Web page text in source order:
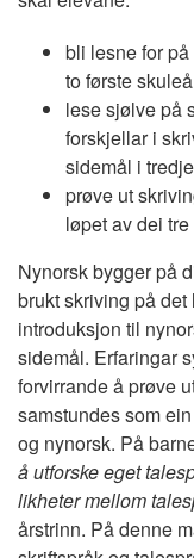
bli lesne for
to første
lese sjølve på
forskjellar i
sidemål i
prøve ut
løpet av dei
Nynorsk bygger på
brukt skriving på
introduksjon til
sidemål. Erfaringar
forvirrande å prøve
samstundes som
og nynorsk. På
å utforskeeget
likheter mellom
årstrinn. På denne